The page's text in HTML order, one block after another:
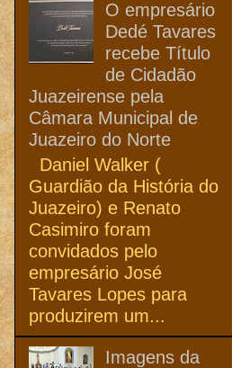
O empresário
Dedé Tavares
recebe Título
de Cidadão
Juazeirense pela
Câmara Municipal de
Juazeiro do Norte
Daniel Walker (
Guardião da História do
Juazeiro) e Renato
Casimiro foram
convidados pelo
empresário José
Tavares Lopes para
produzirem um...
Imagens da